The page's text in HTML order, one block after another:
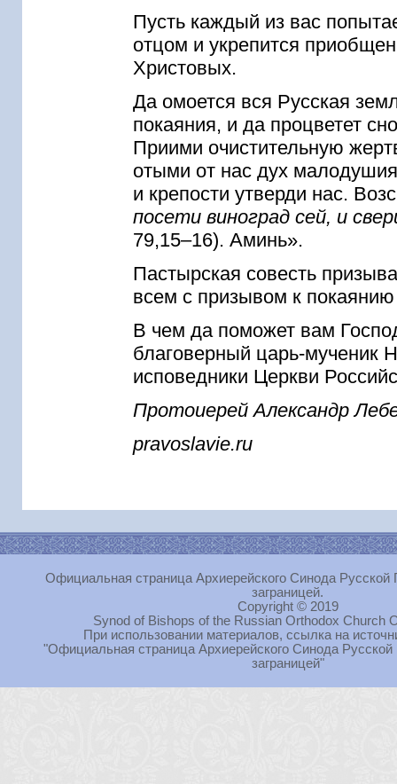
Пусть каждый из вас
отцом и укрепится
Христовых.
Да омоется вся Русская
покаяния, и да процветет
Приими очистительную
отыми от нас дух
и крепости утверди нас.
посети виноград сей, и
79,15–16). Аминь».
Пастырская совесть
всем с призывом к
В чем да поможет вам
благоверный царь-мученик
исповедники Церкви
Протоиерей Александр
pravoslavie.ru
Официальная страница Архиерейского Синода Русской
заграницей.
Copyright © 2019
Synod of Bishops of the Russian Orthodox Church
При использовании материалов, ссылка на
"Официальная страница Архиерейского Синода
заграницей"